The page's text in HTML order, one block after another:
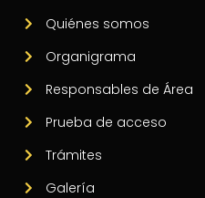
Quiénes somos
Organigrama
Responsables de Área
Prueba de acceso
Trámites
Galería